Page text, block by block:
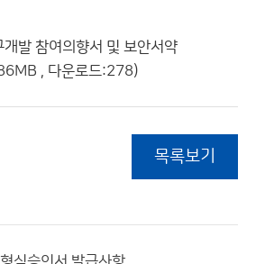
발 참여의향서 및 보안서약
, 다운로드:278)
목록보기